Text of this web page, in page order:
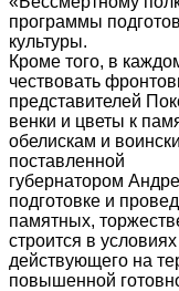
программы
культуры.
Кроме того, в
чествовать
представителей
венки и цветы к
обелискам и
поставленной
губернатором
подготовке и
памятных,
строится в условиях
действующего на
повышенной